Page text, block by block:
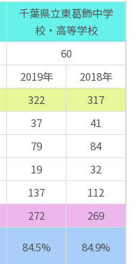
千葉県立東葛飾中学
校・高等学校
60
2019年
2018年
322
317
37
41
79
84
19
32
137
112
272
269
84.5% 84.9%